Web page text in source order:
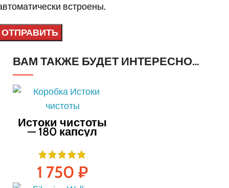
встроены.
ВАМ ТАКЖЕ БУДЕТ ИНТЕРЕСНО…
Истоки чистоты
— 180 капсул
1 750 ₽